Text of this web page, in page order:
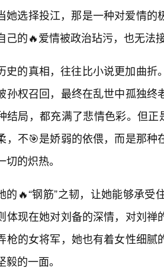
她选择投江，那是一种对爱情
己的🔥爱情被政治玷污，也无法
史的真相，往往比小说更加曲
孙权召回，最终在乱世中孤独
结局，都充满了悲情色彩。但
，不🎯是娇弱的依偎，而是那
切的炽热。
的🔥“钢筋”之韧，让她能够承
体现在她对刘备的深情，对刘
枪的女将军，她也有着女性细
毅的一面。